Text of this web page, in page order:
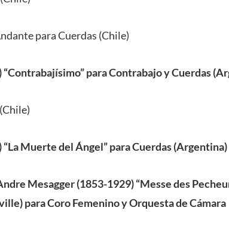
para Cuerdas (Chile)
para Contrabajo y Cuerdas
Muerte del Ángel” para Cuerdas (Argentina)
Mesagger (1853-1929) “Messe des
para Coro Femenino y Orquesta de Cámara